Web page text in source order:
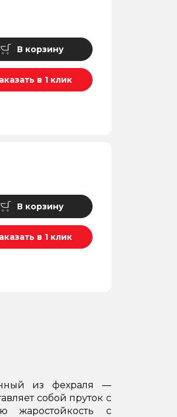
В корзину
в 1 клик
В корзину
в 1 клик
из фехраля —
собой пруток с
жаростойкость с